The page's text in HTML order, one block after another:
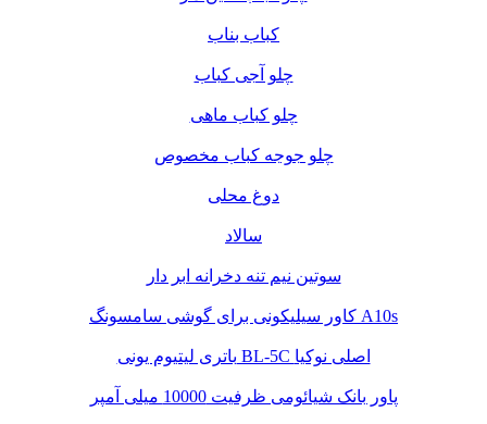
کباب بناب
چلو آجی کباب
چلو کباب ماهی
چلو جوجه کباب مخصوص
دوغ محلی
سالاد
سوتین نیم تنه دخرانه ابر دار
کاور سیلیکونی برای گوشی سامسونگ A10s
باتری لیتیوم یونی BL-5C اصلی نوکیا
پاور بانک شیائومی ظرفیت 10000 میلی آمپر